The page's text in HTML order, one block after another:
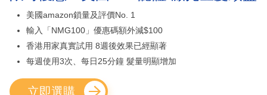
美國amazon鎖量及評價No. 1
輸入「NMG100」優惠碼額外減$100
香港用家真實試用 8週後效果已經顯著
每週使用3次、每日25分鐘 髮量明顯增加
立即選購